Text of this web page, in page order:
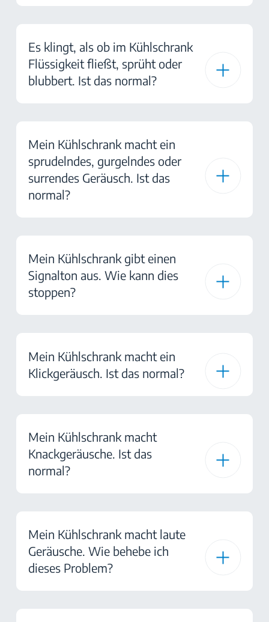
Es klingt, als ob im Kühlschrank
Flüssigkeit fließt, sprüht oder
blubbert. Ist das normal?
Mein Kühlschrank macht ein
sprudelndes, gurgelndes oder
surrendes Geräusch. Ist das
normal?
Mein Kühlschrank gibt einen
Signalton aus. Wie kann dies
stoppen?
Mein Kühlschrank macht ein
Klickgeräusch. Ist das normal?
Mein Kühlschrank macht
Knackgeräusche. Ist das
normal?
Mein Kühlschrank macht laute
Geräusche. Wie behebe ich
dieses Problem?